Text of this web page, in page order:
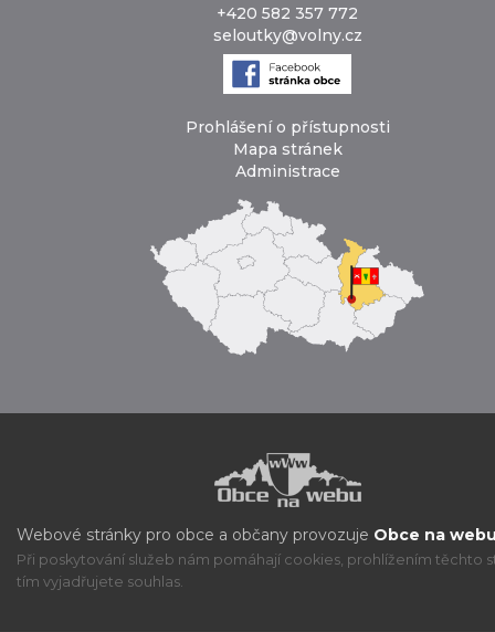
+420 582 357 772
seloutky@volny.cz
Prohlášení o přístupnosti
Mapa stránek
Administrace
Webové stránky pro obce a občany provozuje Obce na
Při poskytování služeb nám pomáhají cookies, prohlížením těchto
tím vyjadřujete souhlas.